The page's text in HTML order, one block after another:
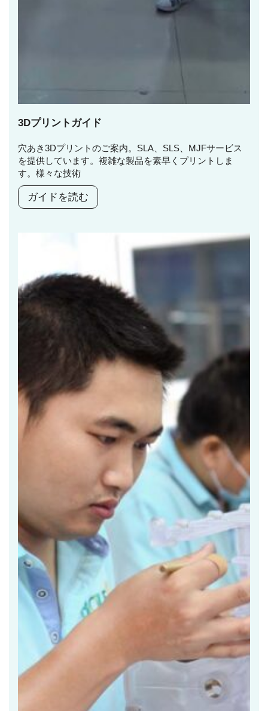
3Dプリントガイド
穴あき3Dプリントのご案内。SLA、SLS、MJFサービス
を提供しています。複雑な製品を素早くプリントしま
す。様々な技術
ガイドを読む